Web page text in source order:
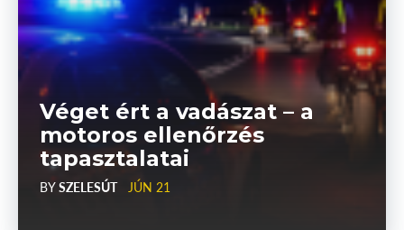
Véget ért a vadászat – a
motoros ellenőrzés
tapasztalatai
BYSZELESÚT JÚN 21